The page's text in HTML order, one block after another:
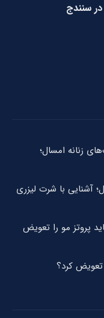
سنندج
زنانه امسال؛
آشنایی با شرت لیزری
پروتز مو را تعویض
تعویض کرد؟